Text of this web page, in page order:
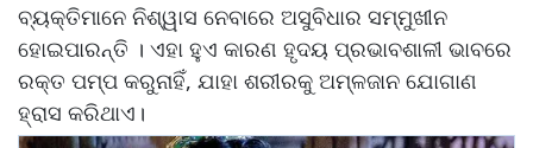
ବ୍ୟକ୍ତିମାନେ ନିଶ୍ୱାସ ନେବାରେ ଅସୁବିଧାର ସମ୍ମୁଖୀନ
ହୋଇପାରନ୍ତି । ଏହା ହୁଏ କାରଣ ହୃଦୟ ପ୍ରଭାବଶାଳୀ ଭାବରେ
ରକ୍ତ ପମ୍ପ କରୁନାହିଁ, ଯାହା ଶରୀରକୁ ଅମ୍ଳଜାନ ଯୋଗାଣ
ହ୍ରାସ କରିଥାଏ।